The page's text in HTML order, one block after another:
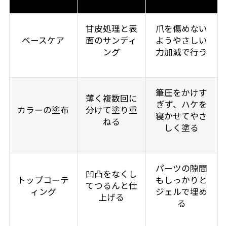
ベースケア
甘皮処理と表
面のサンディ
ング
爪を傷めない
ようやさしい
力加減で行う
カラーの塗布
薄く複数回に
分けて塗り重
ねる
筆圧をかけす
ぎず、ハケを
寝かせてやさ
しく塗る
トップコーテ
ィング
凹凸をなくし
てつるんと仕
上げる
パーツの隙間
もしっかりと
ジェルで埋め
る